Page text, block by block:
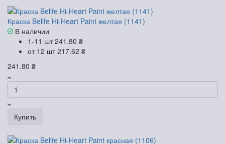
Краска Belife Hi-Heart Paint желтая (1141)
В наличии
1-11 шт241.80 ₴
от 12 шт217.62 ₴
241.80 ₴
Купить